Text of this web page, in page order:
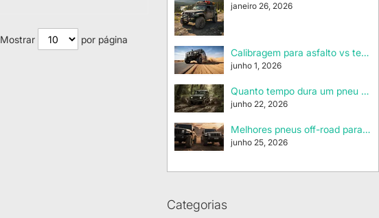
Mostrar por página
janeiro 26, 2026
Calibragem para asfalto vs terra vs areia: o básico para não destruir o pneu
junho 1, 2026
Quanto tempo dura um pneu off-road? Fatores que mais influenciam
junho 22, 2026
Melhores pneus off-road para Jeep/Troller: como escolher sem arrependimento
junho 25, 2026
Categorias